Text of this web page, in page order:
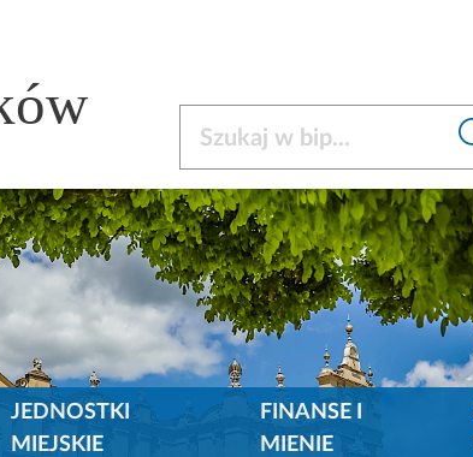
JEDNOSTKI
MIEJSKIE
FINANSE I
MIENIE